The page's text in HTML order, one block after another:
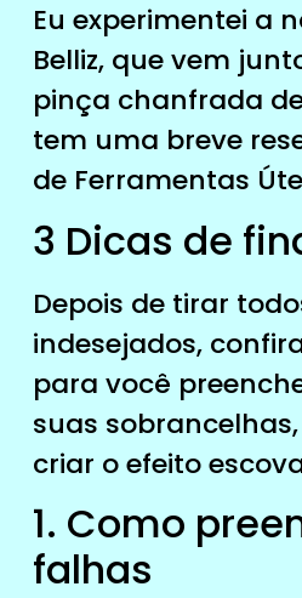
Eu experimentei a
Belliz, que vem
pinça chanfrada
tem uma breve
de Ferramentas
3 Dicas de
Depois de tirar
indesejados,
para você
suas
criar o efeito
1. Como
falhas